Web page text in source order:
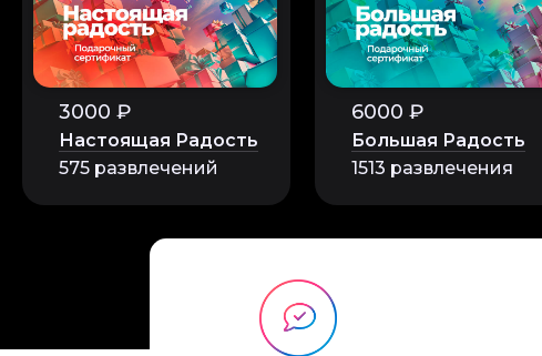
3000 ₽
Настоящая Радость
575 развлечений
6000 ₽
Большая Радость
1513 развлечения